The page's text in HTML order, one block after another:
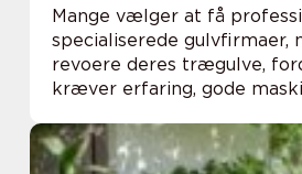
Mange vælger at få
specialiserede gulvfirmaer,
revoere deres trægulve,
kræver erfaring, gode
taler o...